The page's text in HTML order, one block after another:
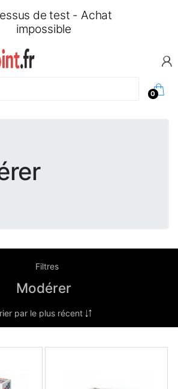
de test - Achat
impossible
0
Filtres
Modérer